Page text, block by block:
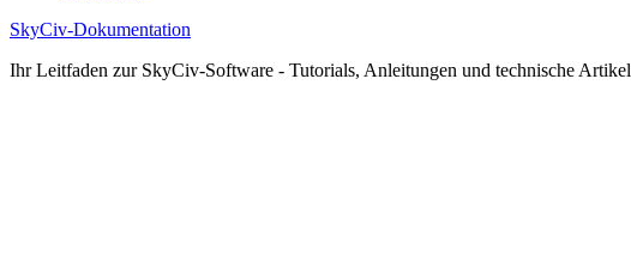
SkyCiv-Dokumentation
Ihr Leitfaden zur SkyCiv-Software - Tutorials, Anleitungen und technische Artikel